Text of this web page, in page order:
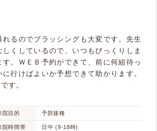
るのでブラッシングも大変です。先生
くしているので、いつもびっくりしま
。ＷＥＢ予約ができて、前に何組待っ
行けばよいか予想できて助かります。
す。
院目的 予防接種
院時間帯 日中 (9-18時)